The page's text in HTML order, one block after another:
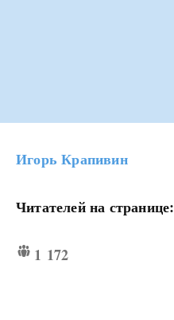
Игорь Крапивин
Читателей на странице:
1 172